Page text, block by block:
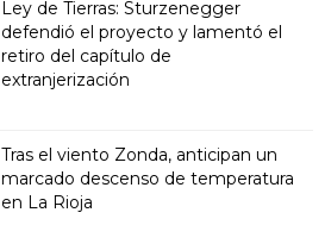
Ley de Tierras: Sturzenegger
defendió el proyecto y lamentó el
retiro del capítulo de
extranjerización
Tras el viento Zonda, anticipan un
marcado descenso de temperatura
en La Rioja